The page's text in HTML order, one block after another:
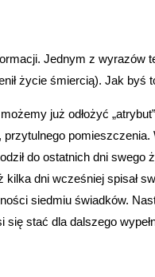
Jednym z wyrazów
życie śmiercią). Jak byś
już odłożyć
do ostatnich dni swego
kilka dni wcześniej spisał
siedmiu świadków.
się stać dla dalszego